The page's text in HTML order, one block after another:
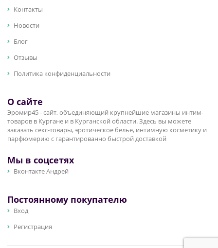
Контакты
Новости
Блог
Отзывы
Политика конфиденциальности
О сайте
Эромир45 - сайт, объединяющий крупнейшие магазины интим-
товаров в Кургане и в Курганской области. Здесь вы можете
заказать секс-товары, эротическое белье, интимную косметику и
парфюмерию с гарантированно быстрой доставкой
Мы в соцсетях
Вконтакте Андрей
Постоянному покупателю
Вход
Регистрация